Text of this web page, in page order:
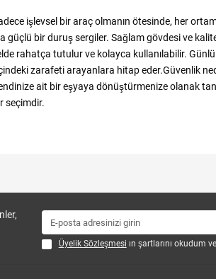
işlevsel bir araç olmanın ötesinde, her
bir duruş sergiler. Sağlam gövdesi ve
rahatça tutulur ve kolayca kullanılabilir.
zarafeti arayanlara hitap eder.Güvenlik
ait bir eşyaya dönüştürmenize olanak
seçimdir.
Üyelik Sözleşmesi ın şartlarını okudum